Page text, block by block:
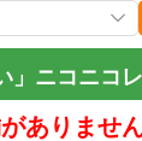
」ニコニコ
ありません